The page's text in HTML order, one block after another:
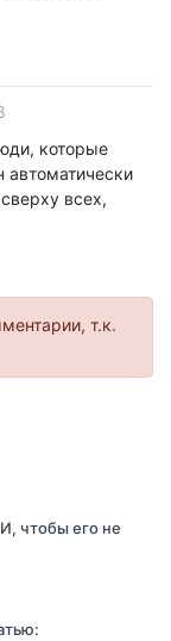
которые
автоматически
всех,
т.к.
чтобы его не